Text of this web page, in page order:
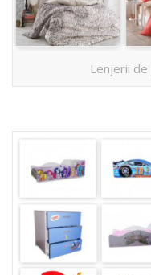
Lenjerii